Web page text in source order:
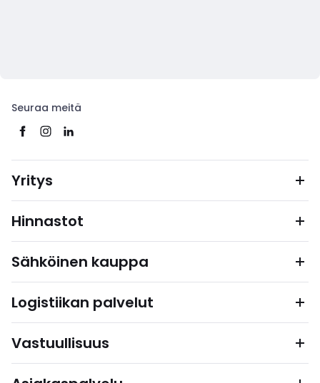
Seuraa meitä
Yritys
Hinnastot
Sähköinen kauppa
Logistiikan palvelut
Vastuullisuus